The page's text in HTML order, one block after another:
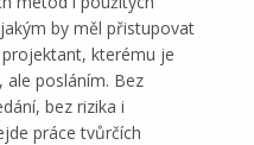
by měl přistupovat
kterému je
ale posláním. Bez
bez rizika i
práce tvůrčích